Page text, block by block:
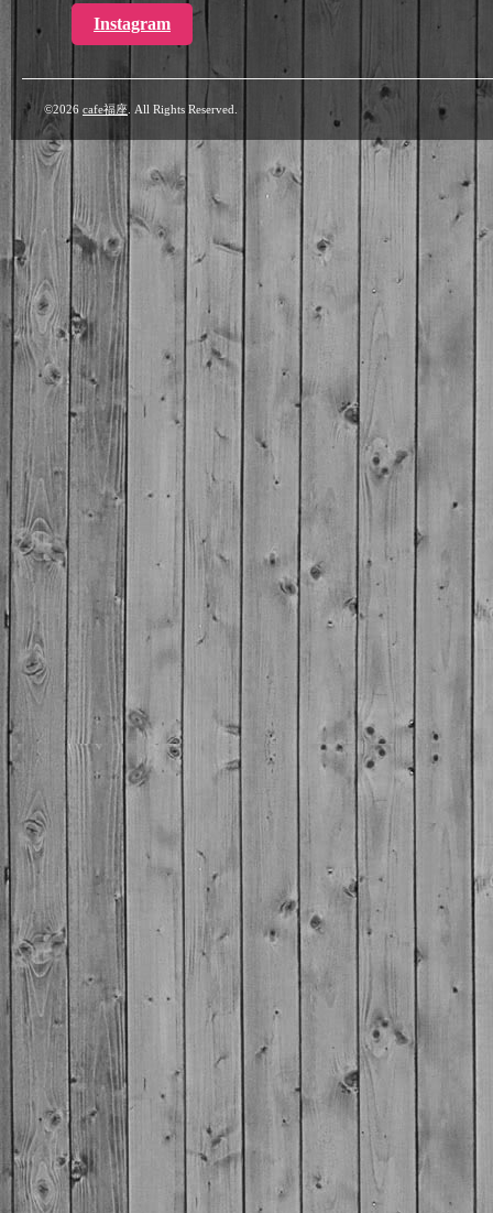
Instagram
©2026 cafe福座 . All Rights Reserved.